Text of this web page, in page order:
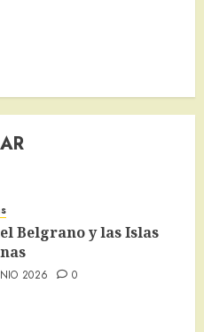
Belgrano y las Islas
2026 0